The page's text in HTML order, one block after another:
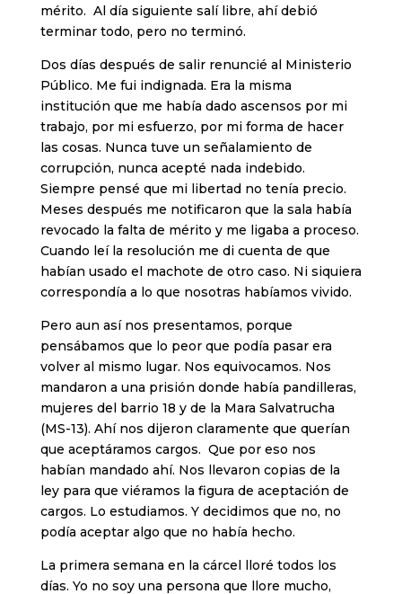
mérito. Al día siguiente salí libre, ahí debió
terminar todo, pero no terminó.
Dos días después de salir renuncié al Ministerio
Público. Me fui indignada. Era la misma
institución que me había dado ascensos por mi
trabajo, por mi esfuerzo, por mi forma de hacer
las cosas. Nunca tuve un señalamiento de
corrupción, nunca acepté nada indebido.
Siempre pensé que mi libertad no tenía precio.
Meses después me notificaron que la sala había
revocado la falta de mérito y me ligaba a proceso.
Cuando leí la resolución me di cuenta de que
habían usado el machote de otro caso. Ni siquiera
correspondía a lo que nosotras habíamos vivido.
Pero aun así nos presentamos, porque
pensábamos que lo peor que podía pasar era
volver al mismo lugar. Nos equivocamos. Nos
mandaron a una prisión donde había pandilleras,
mujeres del barrio 18 y de la Mara Salvatrucha
(MS-13). Ahí nos dijeron claramente que querían
que aceptáramos cargos. Que por eso nos
habían mandado ahí. Nos llevaron copias de la
ley para que viéramos la figura de aceptación de
cargos. Lo estudiamos. Y decidimos que no, no
podía aceptar algo que no había hecho.
La primera semana en la cárcel lloré todos los
días. Yo no soy una persona que llore mucho,